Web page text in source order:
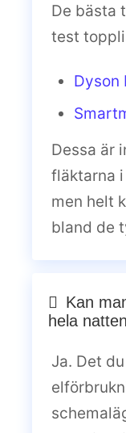
De bästa
test
Dyson
Dessa är
fläktarna
men helt
bland de
Kan
hela
Ja. Det